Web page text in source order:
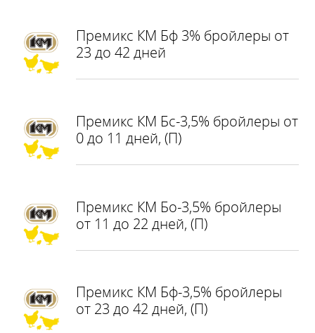
Премикс КМ Бф 3% бройлеры от
23 до 42 дней
Премикс КМ Бс-3,5% бройлеры от
0 до 11 дней, (П)
Премикс КМ Бо-3,5% бройлеры
от 11 до 22 дней, (П)
Премикс КМ Бф-3,5% бройлеры
от 23 до 42 дней, (П)